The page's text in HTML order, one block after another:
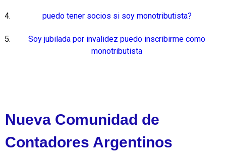
puedo tener socios si soy monotributista?
Soy jubilada por invalidez puedo inscribirme como
monotributista
Nueva Comunidad de
Contadores Argentinos